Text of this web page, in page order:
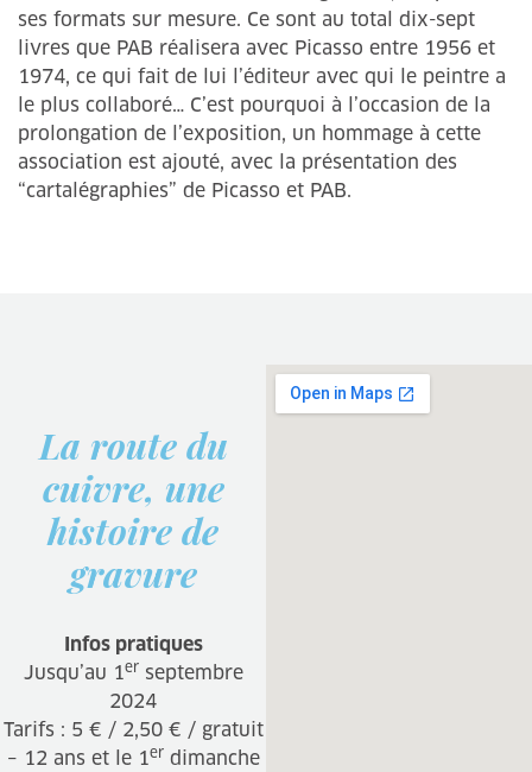
ses formats sur mesure. Ce sont au total dix-sept
livres que PAB réalisera avec Picasso entre 1956 et
1974, ce qui fait de lui l’éditeur avec qui le peintre a
le plus collaboré… C’est pourquoi à l’occasion de la
prolongation de l’exposition, un hommage à cette
association est ajouté, avec la présentation des
“cartalégraphies” de Picasso et PAB.
La route du
cuivre, une
histoire de
gravure
Infos pratiques
Jusqu’au 1erseptembre
2024
Tarifs : 5 € / 2,50 € / gratuit
– 12 ans et le 1erdimanche